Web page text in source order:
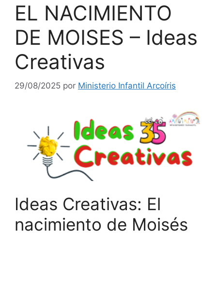
EL NACIMIENTO
DE MOISES – Ideas
Creativas
29/08/2025 por Ministerio Infantil Arcoíris
Ideas Creativas: El
nacimiento de Moisés